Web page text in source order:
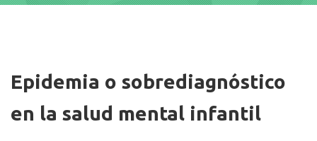
Epidemia o sobrediagnóstico
en la salud mental infantil